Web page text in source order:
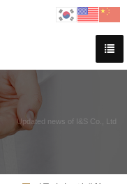
Updated news of I&S Co., Ltd